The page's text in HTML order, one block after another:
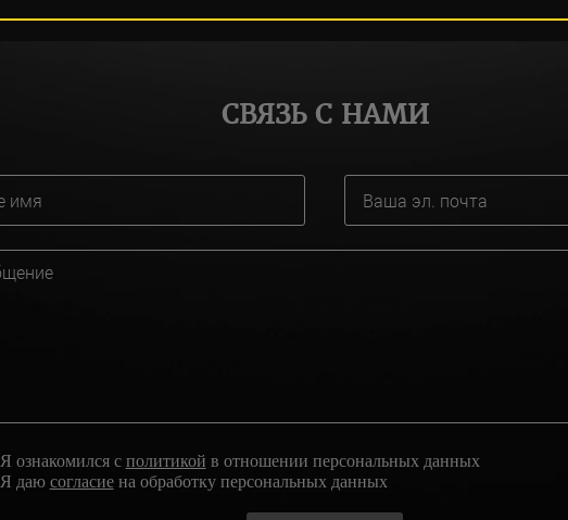
СВЯЗЬ С НАМИ
Я ознакомился с политикой в отношении персональных данных
Я даю согласиена обработку персональных данных